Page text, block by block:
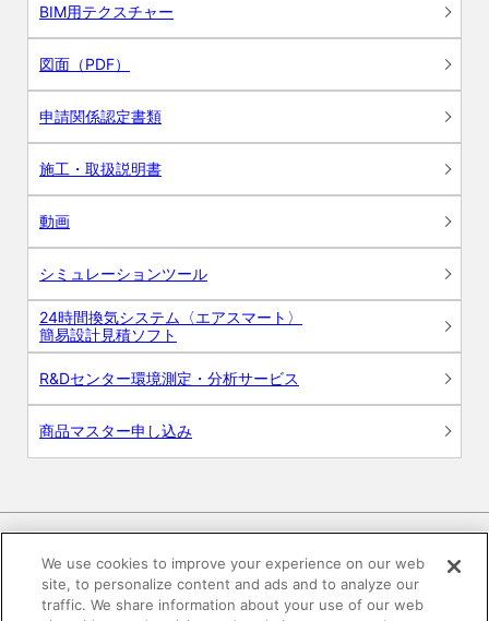
BIM用テクスチャー
図面（PDF）
申請関係認定書類
施工・取扱説明書
動画
シミュレーションツール
24時間換気システム〈エアスマート〉
簡易設計見積ソフト
R&Dセンター環境測定・分析サービス
商品マスター申し込み
電子公告 このWEBサイトについて
We use cookies to improve your experience on our web
site, to personalize content and ads and to analyze our
traffic. We share information about your use of our web